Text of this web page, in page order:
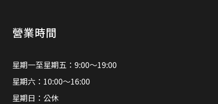
營業時間
星期一至星期五：9:00～19:00
星期六：10:00～16:00
星期日：公休